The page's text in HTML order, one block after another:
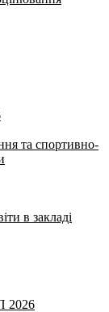
та спортивно-
в закладі
2026